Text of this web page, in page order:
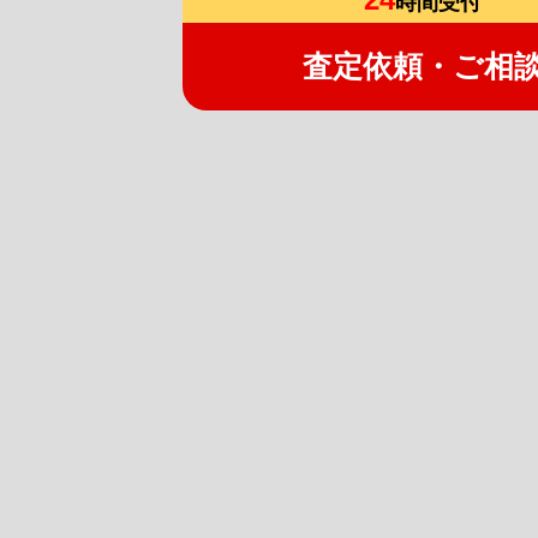
査定依頼・ご相